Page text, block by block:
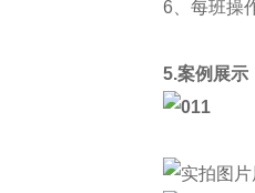
6、每班操
5.案例展示